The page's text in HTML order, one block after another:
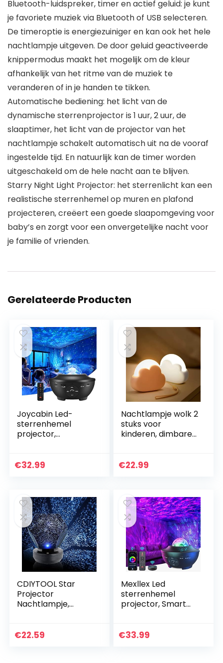
Bluetooth-luidspreker, timer en actief geluid: je kunt
je favoriete muziek via Bluetooth of USB selecteren.
De timeroptie is energiezuiniger en kan ook het hele
nachtlampje uitgeven. De door geluid geactiveerde
knippermodus maakt het mogelijk om de kleur
afhankelijk van het ritme van de muziek te
veranderen of in je handen te tikken.
Automatische bediening: het licht van de
dynamische sterrenprojector is 1 uur, 2 uur, de
slaaptimer, het licht van de projector van het
nachtlampje schakelt automatisch uit na de vooraf
ingestelde tijd. En natuurlijk kan de timer worden
uitgeschakeld om de hele nacht aan te blijven.
Starry Night Light Projector: het sterrenlicht kan een
realistische sterrenhemel op muren en plafond
projecteren, creëert een goede slaapomgeving voor
baby’s en zorgt voor een onvergetelijke nacht voor
je familie of vrienden.
Gerelateerde Producten
Joycabin Led-
sterrenhemel
projector,
projectielamp,
€32.99
Nachtlampje wolk 2
stuks voor
kinderen, dimbare
donker bedlampje
€22.99
CDIYTOOL Star
Projector
Nachtlampje,
3 kleuren
€22.59
Mexllex Led
sterrenhemel
projector, Smart
Alexa/Google
€33.99